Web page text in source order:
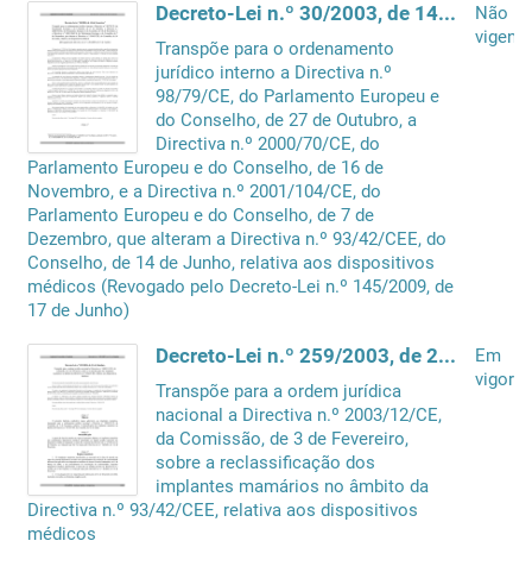
Decreto-Lei n.º 30/2003, de 14 de Fevereiro
Transpõe para o ordenamento
jurídico interno a Directiva n.º
98/79/CE, do Parlamento Europeu e
do Conselho, de 27 de Outubro, a
Directiva n.º 2000/70/CE, do
Parlamento Europeu e do Conselho, de 16 de
Novembro, e a Directiva n.º 2001/104/CE, do
Parlamento Europeu e do Conselho, de 7 de
Dezembro, que alteram a Directiva n.º 93/42/CEE, do
Conselho, de 14 de Junho, relativa aos dispositivos
médicos (Revogado pelo Decreto-Lei n.º 145/2009, de
17 de Junho)
Não
vigente
Decreto-Lei n.º 259/2003, de 21 de Outubro
Transpõe para a ordem jurídica
nacional a Directiva n.º 2003/12/CE,
da Comissão, de 3 de Fevereiro,
sobre a reclassificação dos
implantes mamários no âmbito da
Directiva n.º 93/42/CEE, relativa aos dispositivos
médicos
Em
vigor